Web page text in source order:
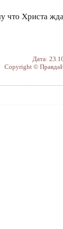
что Христа
Дата:
Copyright ©